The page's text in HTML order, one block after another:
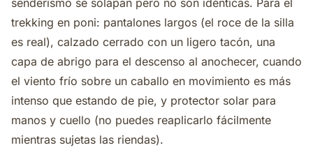
senderismo se solapan pero no son idénticas. Para el
trekking en poni: pantalones largos (el roce de la silla
es real), calzado cerrado con un ligero tacón, una
capa de abrigo para el descenso al anochecer, cuando
el viento frío sobre un caballo en movimiento es más
intenso que estando de pie, y protector solar para
manos y cuello (no puedes reaplicarlo fácilmente
mientras sujetas las riendas).